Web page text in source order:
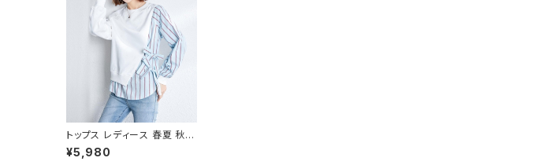
トップス レディース 春夏 秋冬
春 夏 秋 冬 白 ブラウス シャ
ツ ドルマン 長袖 レイヤード
¥5,980